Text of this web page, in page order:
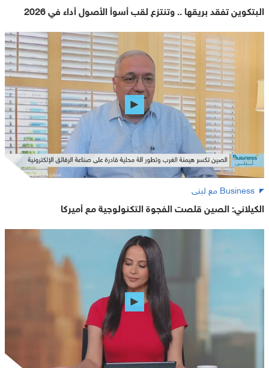
البتكوين تفقد بريقها .. وتنتزع لقب أسوأ الأصول أداء في 2026
Business مع لبنى
الكيلاني: الصين قلصت الفجوة التكنولوجية مع أميركا